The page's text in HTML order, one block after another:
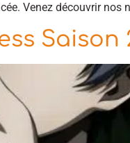
Venez découvrir
Saison